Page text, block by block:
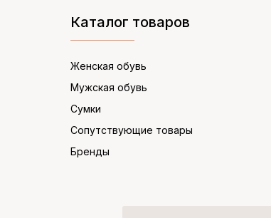
Каталог товаров
Женская обувь
Мужская обувь
Сумки
Сопутствующие товары
Бренды